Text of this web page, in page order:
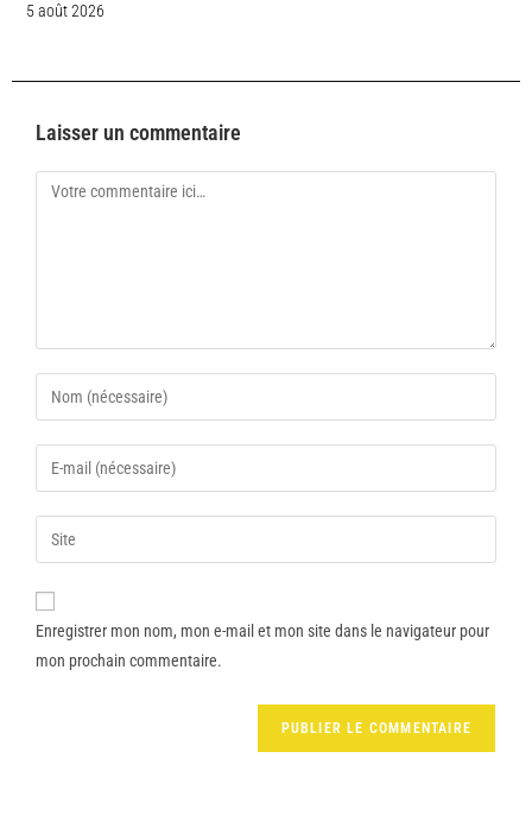
5 août 2026
Laisser un commentaire
Enregistrer mon nom, mon e-mail et mon site dans le navigateur pour
mon prochain commentaire.